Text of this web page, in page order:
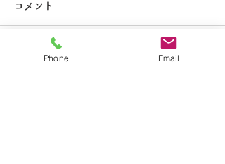
夏休み期間中のお知らせ
コメント
コメントを追加…
Phone Email